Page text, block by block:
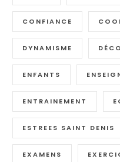
CONFIANCE
DYNAMISME
ENFANTS
ENTRAINEMENT
ESTREES SAINT DENIS
EXAMENS